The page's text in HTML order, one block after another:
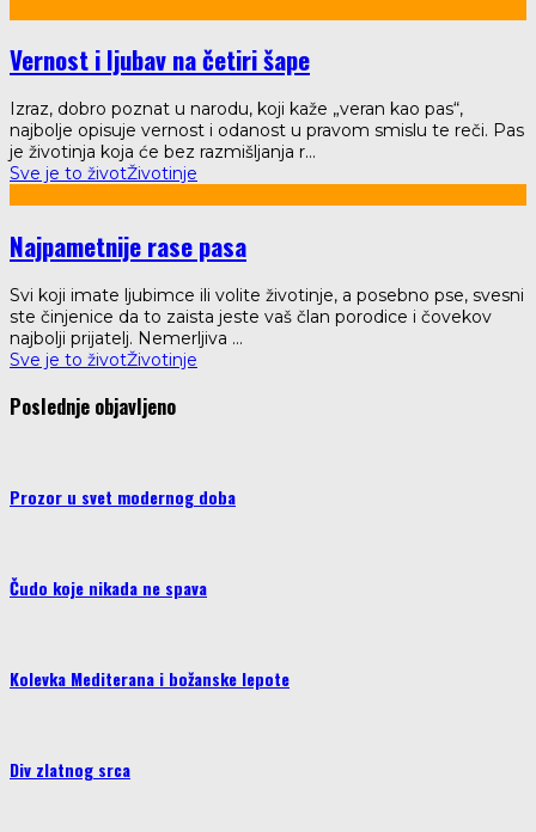
Vernost i ljubav na četiri šape
Izraz, dobro poznat u narodu, koji kaže „veran kao pas“,
najbolje opisuje vernost i odanost u pravom smislu te reči. Pas
je životinja koja će bez razmišljanja r...
Sve je to životŽivotinje
Najpametnije rase pasa
Svi koji imate ljubimce ili volite životinje, a posebno pse, svesni
ste činjenice da to zaista jeste vaš član porodice i čovekov
najbolji prijatelj. Nemerljiva ...
Sve je to životŽivotinje
Poslednje objavljeno
Prozor u svet modernog doba
Čudo koje nikada ne spava
Kolevka Mediterana i božanske lepote
Div zlatnog srca